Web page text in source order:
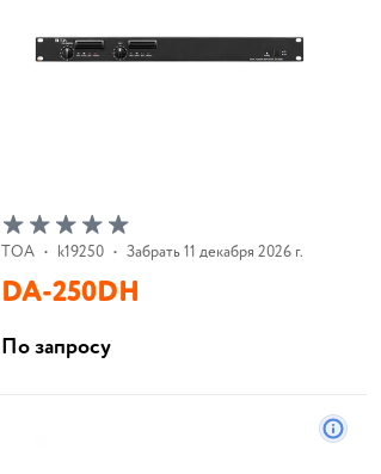
TOA • k19250 • Забрать 11 декабря 2026 г.
DA-250DH
По запросу